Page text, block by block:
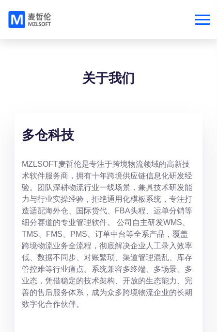
关于我们
多仓科技
MZLSOFT麦哲伦是专注于跨境物流领域的高新技
术软件服务商，拥有十年跨境供应链信息化研发经
验。团队深耕物流行业一线场景，兼具技术研发能
力与行业实操经验，拒绝通用化模板系统，专注打
造适配海外仓、国际货代、FBA头程、运单分销等
细分赛道的专业管理软件。 公司自主研发WMS、
TMS、FMS、PMS、订单中台等全系产品，覆盖
跨境物流业务全流程，彻底解决企业人工录入效率
低、数据不同步、对账繁琐、渠道管理混乱、库存
管控难等行业痛点。系统兼容多终端、多场景、多
业态，凭借稳定的技术架构、开放的生态能力、完
善的售后服务体系，成为众多跨境物流企业的长期
数字化合作伙伴。